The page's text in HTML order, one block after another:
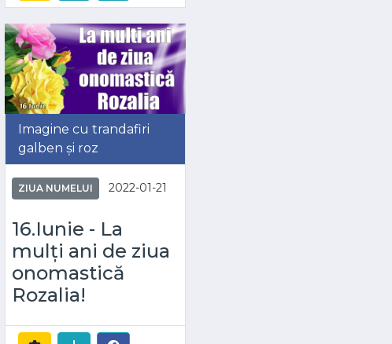
Imagine cu trandafiri
galben și roz
ZIUA NUMELUI 2022-01-21
16.Iunie - La
mulți ani de ziua
onomastică
Rozalia!